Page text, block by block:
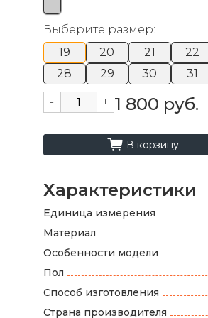
Выберите размер:
19
20 21 22
28
29 30 31
- + 1 800 руб.
cart_fill В корзину
Характеристики
Единица измерения
Материал
Особенности модели
Пол
Способ изготовления
Страна производителя